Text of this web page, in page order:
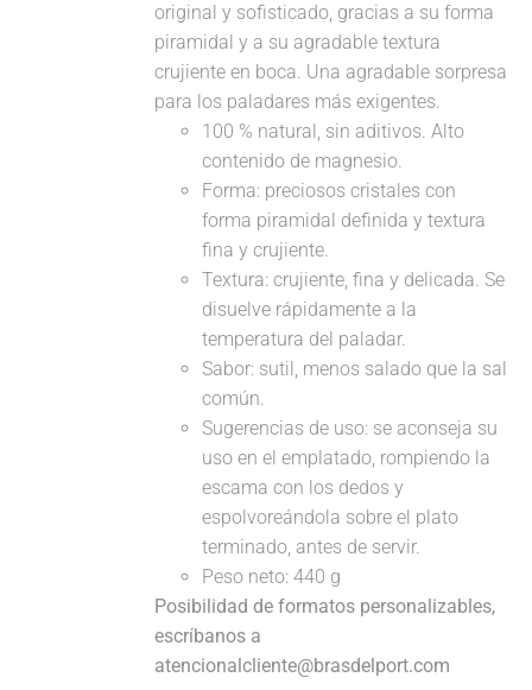
original y sofisticado, gracias a su forma
piramidal y a su agradable textura
crujiente en boca. Una agradable sorpresa
para los paladares más exigentes.
100 % natural, sin aditivos. Alto
contenido de magnesio.
Forma: preciosos cristales con
forma piramidal definida y textura
fina y crujiente.
Textura: crujiente, fina y delicada. Se
disuelve rápidamente a la
temperatura del paladar.
Sabor: sutil, menos salado que la sal
común.
Sugerencias de uso: se aconseja su
uso en el emplatado, rompiendo la
escama con los dedos y
espolvoreándola sobre el plato
terminado, antes de servir.
Peso neto: 440 g
Posibilidad de formatos personalizables,
escríbanos a
atencionalcliente@brasdelport.com